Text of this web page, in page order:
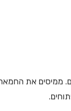
ממיסים את